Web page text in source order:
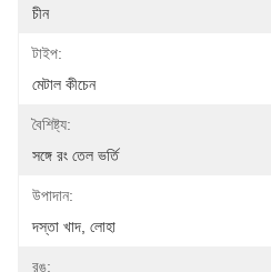
চীন
টাইপ:
মেটাল কীচেন
বৈশিষ্ট্য:
সঙ্গে রং তেল ভর্তি
উপাদান:
দস্তা খাদ, লোহা
রঙ: